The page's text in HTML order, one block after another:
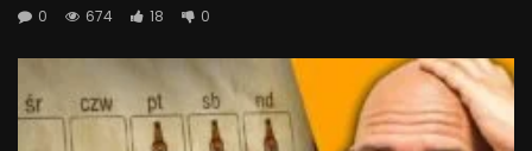
0
674 18 0